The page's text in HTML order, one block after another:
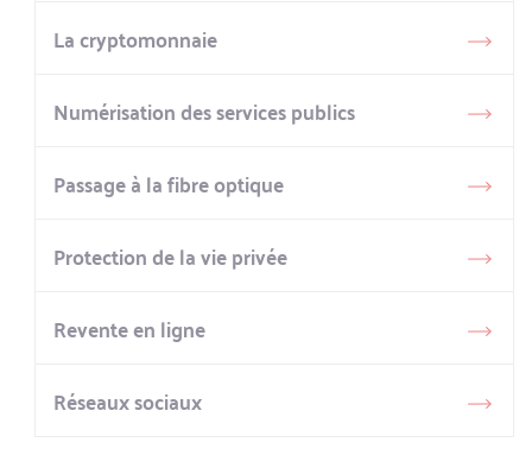
La cryptomonnaie
Numérisation des services publics
Passage à la fibre optique
Protection de la vie privée
Revente en ligne
Réseaux sociaux